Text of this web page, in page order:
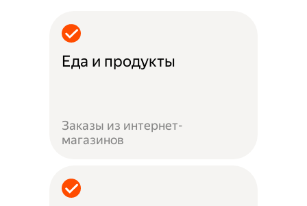
Еда и продукты
Заказы из интернет-
магазинов